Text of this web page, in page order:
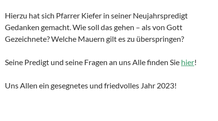
Hierzu hat sich Pfarrer Kiefer in seiner Neujahrspredigt
Gedanken gemacht. Wie soll das gehen – als von Gott
Gezeichnete? Welche Mauern gilt es zu überspringen?
Seine Predigt und seine Fragen an uns Alle finden Sie hier!
Uns Allen ein gesegnetes und friedvolles Jahr 2023!